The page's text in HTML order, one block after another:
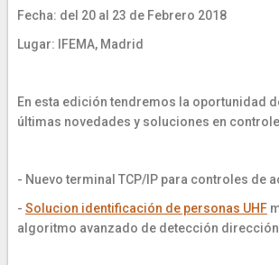
Fecha: del 20 al 23 de Febrero 2018
Lugar: IFEMA, Madrid
En esta edición tendremos la oportunidad
últimas novedades y soluciones en
- Nuevo terminal TCP/IP para controles de
- Solucion identificación de personas UHF
algoritmo avanzado de detección